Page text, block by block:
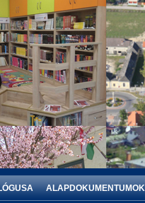
KÖNYVTÁR
ALAPDOKUMENTUMOK